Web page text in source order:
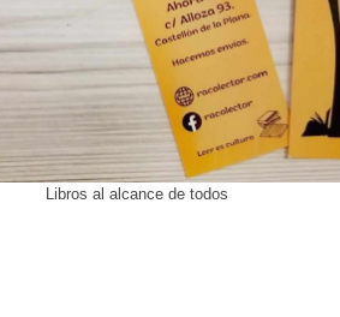
Libros al alcance de todos